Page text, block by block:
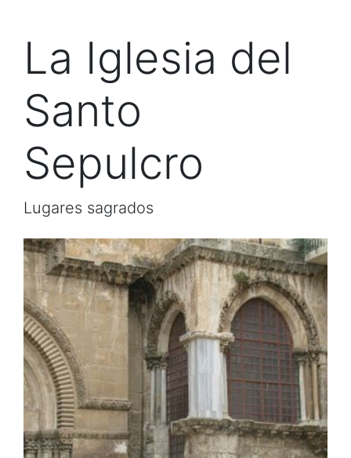
La Iglesia del
Santo
Sepulcro
Lugares sagrados